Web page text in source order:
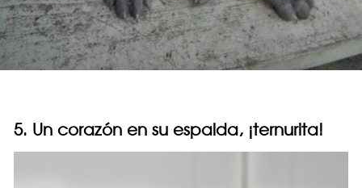
5. Un corazón en su espalda, ¡ternurita!